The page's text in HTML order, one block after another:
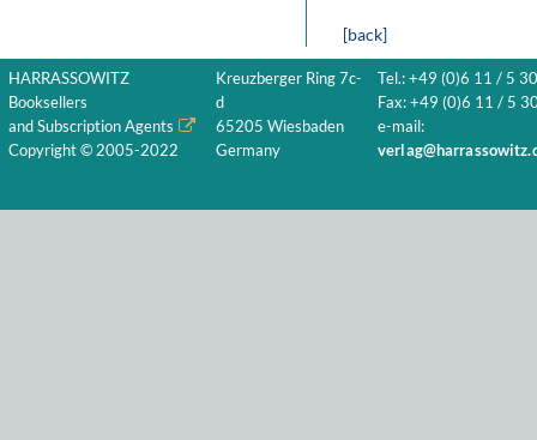
[back]
HARRASSOWITZ
Booksellers
and Subscription Agents
Copyright © 2005-2022
Kreuzberger Ring 7c-
d
65205 Wiesbaden
Germany
Tel.: +49 (0)6 11 / 5
Fax: +49 (0)6 11 / 5
e-mail: